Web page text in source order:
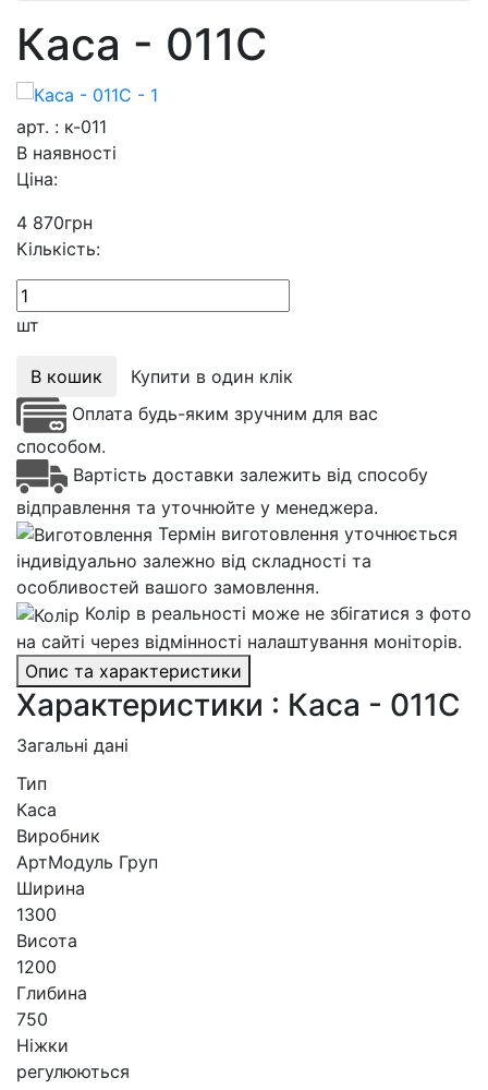
Каса - 011С
арт. : к-011
В наявності
Ціна:
4 870грн
Кількість:
шт
В кошик
Купити в один клік
Оплата будь-яким зручним для вас
способом.
Вартість доставки залежить від способу
відправлення та уточнюйте у менеджера.
Термін виготовлення уточнюється
індивідуально залежно від складності та
особливостей вашого замовлення.
Колір в реальності може не збігатися з фото
на сайті через відмінності налаштування моніторів.
Опис та характеристики
Характеристики : Каса - 011С
Загальні дані
Тип
Каса
Виробник
АртМодуль Груп
Ширина
1300
Висота
1200
Глибина
750
Ніжки
регулюються